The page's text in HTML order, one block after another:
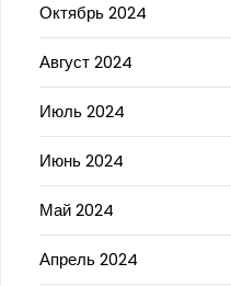
Октябрь 2024
Август 2024
Июль 2024
Июнь 2024
Май 2024
Апрель 2024